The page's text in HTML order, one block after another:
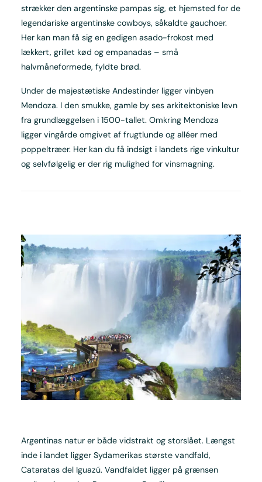
strækker den argentinske pampas sig, et hjemsted for de
legendariske argentinske cowboys, såkaldte gauchoer.
Her kan man få sig en gedigen asado-frokost med
lækkert, grillet kød og empanadas – små
halvmåneformede, fyldte brød.
Under de majestætiske Andestinder ligger vinbyen
Mendoza. I den smukke, gamle by ses arkitektoniske levn
fra grundlæggelsen i 1500-tallet. Omkring Mendoza
ligger vingårde omgivet af frugtlunde og alléer med
poppeltræer. Her kan du få indsigt i landets rige vinkultur
og selvfølgelig er der rig mulighed for vinsmagning.
Argentinas natur er både vidstrakt og storslået. Længst
inde i landet ligger Sydamerikas største vandfald,
Cataratas del Iguazú. Vandfaldet ligger på grænsen